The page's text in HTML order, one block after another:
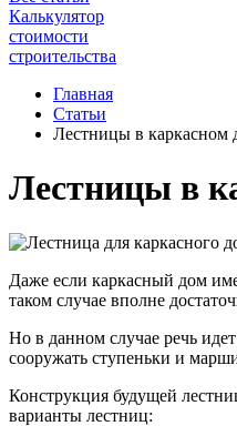
Калькулятор
стоимости
строительства
Главная
Статьи
Лестницы в каркасном
Лестницы в
Даже если каркасный дом
таком случае вполне
Но в данном случае речь
сооружать ступеньки и
Конструкция будущей
варианты лестниц: